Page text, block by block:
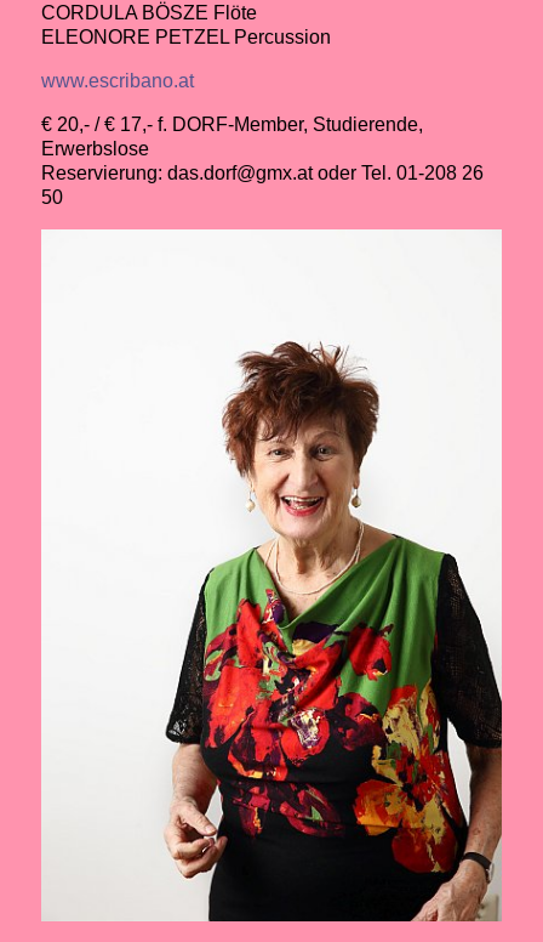
CORDULA BÖSZE Flöte
ELEONORE PETZEL Percussion
www.escribano.at
€ 20,- / € 17,- f. DORF-Member, Studierende,
Erwerbslose
Reservierung: das.dorf@gmx.at oder Tel. 01-208 26
50